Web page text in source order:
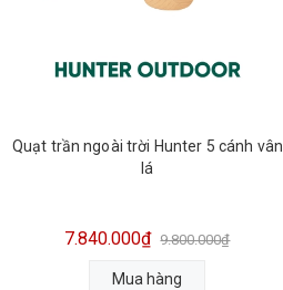
Quạt trần ngoài trời Hunter 5 cánh vân
lá
7.840.000₫ 9.800.000₫
Mua hàng